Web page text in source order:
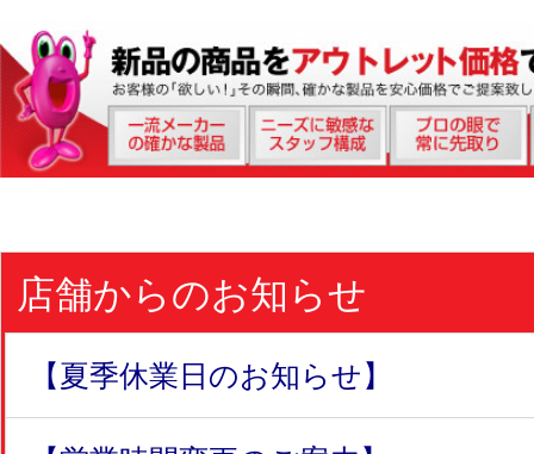
店舗からのお知らせ
【夏季休業日のお知らせ】